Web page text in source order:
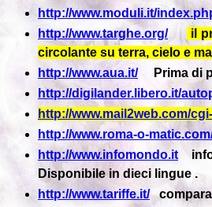
http://www.moduli.it/
http://www.targhe.org/
il
circolante su terra, cielo e
http://www.aua.it/Prima di
http://digilander.libero.it/
http://www.mail2web.com/
http://www.roma-o-
http://www.infomondo.it
Disponibile in dieci lingue .
http://www.tariffe.it/